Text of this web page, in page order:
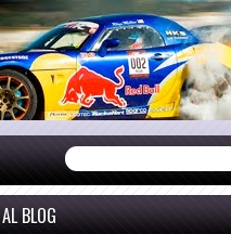
BLOG